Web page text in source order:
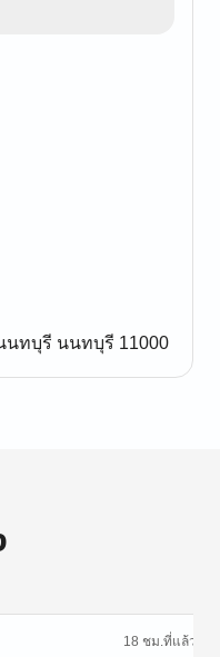
นทบุรี นนทบุรี 11000
18 ชม.ที่แล้ว